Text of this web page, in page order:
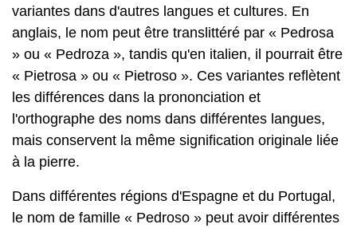
variantes dans d'autres langues et cultures. En
anglais, le nom peut être translittéré par « Pedrosa
» ou « Pedroza », tandis qu'en italien, il pourrait être
« Pietrosa » ou « Pietroso ». Ces variantes reflètent
les différences dans la prononciation et
l'orthographe des noms dans différentes langues,
mais conservent la même signification originale liée
à la pierre.
Dans différentes régions d'Espagne et du Portugal,
le nom de famille « Pedroso » peut avoir différentes